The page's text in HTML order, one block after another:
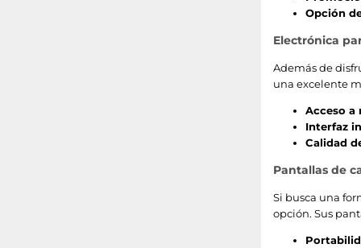
Opción
Electrónica
Además de
una excelente
Acceso a
Interfaz
Calidad
Pantallas de
Si busca una
opción. Sus